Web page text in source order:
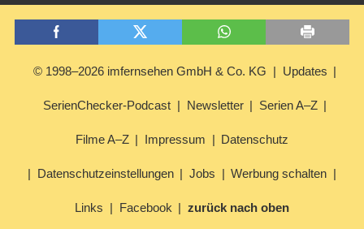
© 1998–2026 imfernsehen GmbH & Co. KG Updates
SerienChecker-Podcast Newsletter Serien A–Z
Filme A–Z Impressum Datenschutz
Datenschutzeinstellungen Jobs Werbung schalten
Links Facebook zurück nach oben